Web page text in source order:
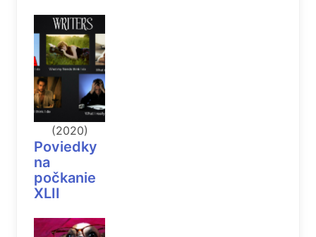
(2020)
Poviedky
na
počkanie
XLII